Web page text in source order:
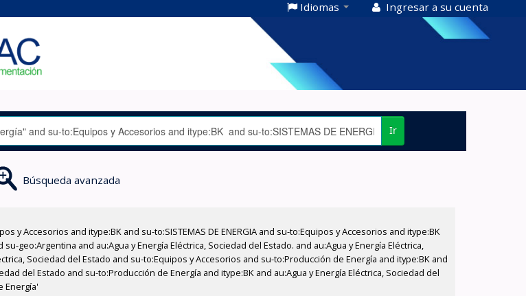
Idiomas Ingresar a su cuenta
Ir
Búsqueda avanzada
Accesorios and itype:BK and su-to:SISTEMAS DE ENERGIA and su-to:Equipos y Accesorios and itype:BK
geo:Argentina and au:Agua y Energía Eléctrica, Sociedad del Estado. and au:Agua y Energía Eléctrica,
Sociedad del Estado and su-to:Equipos y Accesorios and su-to:Producción de Energía and itype:BK and
del Estado and su-to:Producción de Energía and itype:BK and au:Agua y Energía Eléctrica, Sociedad del
Energía'